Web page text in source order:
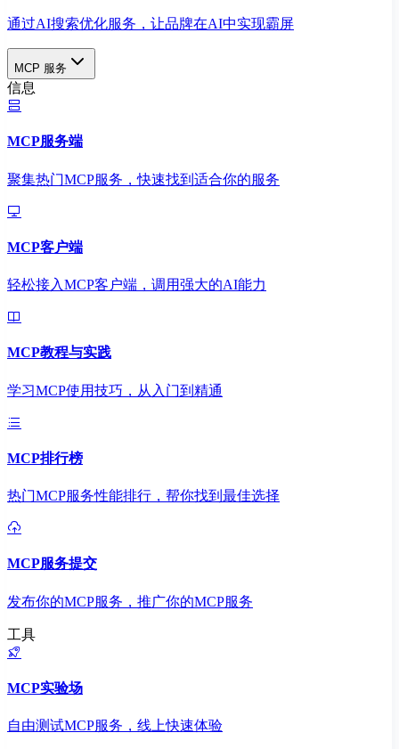
通过AI搜索优化服务，让品牌在AI中实现霸屏
MCP 服务
信息
MCP服务端
聚集热门MCP服务，快速找到适合你的服务
MCP客户端
轻松接入MCP客户端，调用强大的AI能力
MCP教程与实践
学习MCP使用技巧，从入门到精通
MCP排行榜
热门MCP服务性能排行，帮你找到最佳选择
MCP服务提交
发布你的MCP服务，推广你的MCP服务
工具
MCP实验场
自由测试MCP服务，线上快速体验